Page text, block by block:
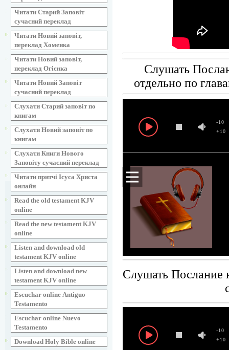
Читати Старий Заповіт
сучасний переклад
Читати Новий заповіт,
переклад Хоменка
Читати Новий заповіт,
переклад Огієнка
Читати Новий Заповіт
сучасний переклад
Слухати Старий заповіт по
книгам
Слухати Новий заповіт по
книгам
Слухати Книги Нового
Заповіту сучасний переклад
Читати притчі Ісуса Христа
онлайн
Read the old testament KJV
online
Read the new testament KJV
online
Listen and download old
testament KJV online
Listen and download new
testament KJV online
Escuchar online Аntiguo
Testamento
Escuchar online Nuevo
Testamento
Download Holy Bible online
Слушать
отдельно по
+10
-10
Слушать Послание
+10
-10